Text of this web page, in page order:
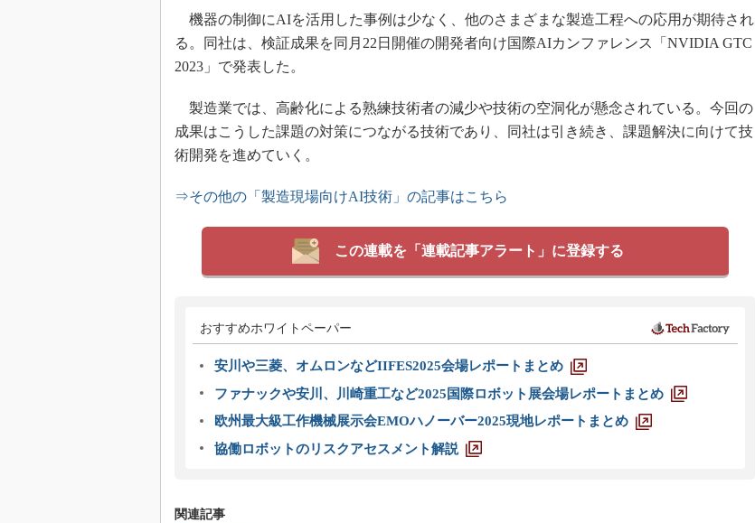
機器の制御にAIを活用した事例は少なく、他のさまざまな製造工程への応用が期待され
る。同社は、検証成果を同月22日開催の開発者向け国際AIカンファレンス「NVIDIA GTC
2023」で発表した。
製造業では、高齢化による熟練技術者の減少や技術の空洞化が懸念されている。今回の
成果はこうした課題の対策につながる技術であり、同社は引き続き、課題解決に向けて技
術開発を進めていく。
⇒その他の「製造現場向けAI技術」の記事はこちら
この連載を「連載記事アラート」に登録する
おすすめホワイトペーパー
安川や三菱、オムロンなどIIFES2025会場レポートまとめ
ファナックや安川、川崎重工など2025国際ロボット展会場レポートまとめ
欧州最大級工作機械展示会EMOハノーバー2025現地レポートまとめ
協働ロボットのリスクアセスメント解説
関連記事